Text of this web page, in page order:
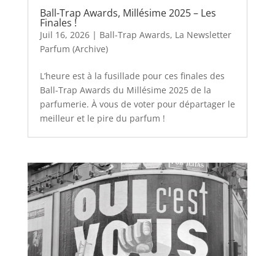
Ball-Trap Awards, Millésime 2025 – Les
Finales !
Juil 16, 2026| Ball-Trap Awards, La Newsletter
Parfum (Archive)
L’heure est à la fusillade pour ces finales des
Ball-Trap Awards du Millésime 2025 de la
parfumerie. À vous de voter pour départager le
meilleur et le pire du parfum !